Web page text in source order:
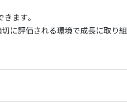
ます。
に評価される環境で成長に取り組